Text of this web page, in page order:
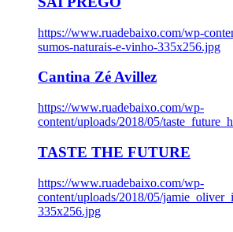
https://www.ruadebaixo.com/wp-
sumos-naturais-e-vinho-335x256.jpg
Cantina Zé Avillez
https://www.ruadebaixo.com/wp-
content/uploads/2018/05/
TASTE THE FUTURE
https://www.ruadebaixo.com/wp-
content/uploads/2018/05/
335x256.jpg